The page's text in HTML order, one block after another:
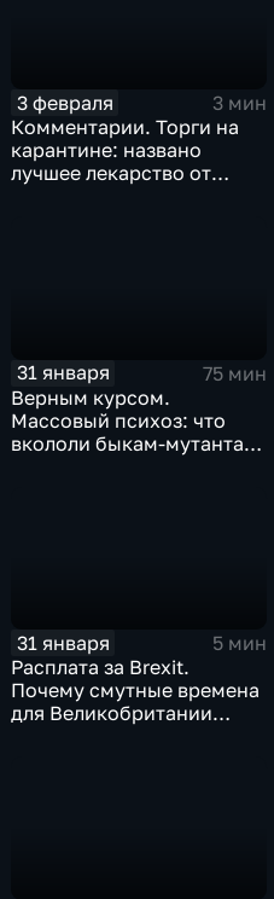
3 февраля
3 мин
Комментарии. Торги на
карантине: названо
лучшее лекарство от
31 января
75 мин
Верным курсом.
Массовый психоз: что
вкололи быкам-мутантам,
31 января
5 мин
Расплата за Brexit.
Почему смутные времена
для Великобритании